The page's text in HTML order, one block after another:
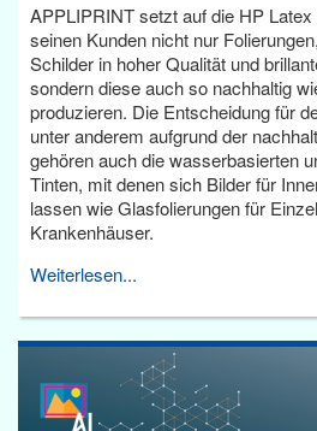
APPLIPRINT setzt auf die HP
seinen Kunden nicht nur
Schilder in hoher Qualität und
sondern diese auch so nachhaltig
produzieren. Die Entscheidung für
unter anderem aufgrund der
gehören auch die wasserbasierten
Tinten, mit denen sich Bilder für
lassen wie Glasfolierungen für
Krankenhäuser.
Weiterlesen...